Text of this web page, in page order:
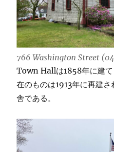
766 Washington Street
Town Hallは1858年に建
在のものは1913年に再建
舎である。